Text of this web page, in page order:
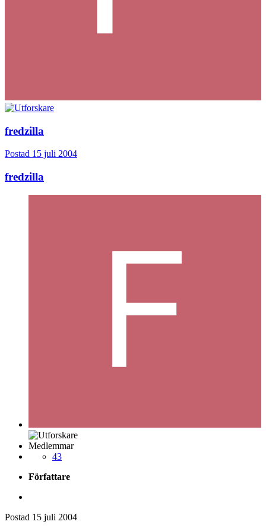
fredzilla
Postad 15 juli 2004
fredzilla
Medlemmar
43
Författare
Postad 15 juli 2004